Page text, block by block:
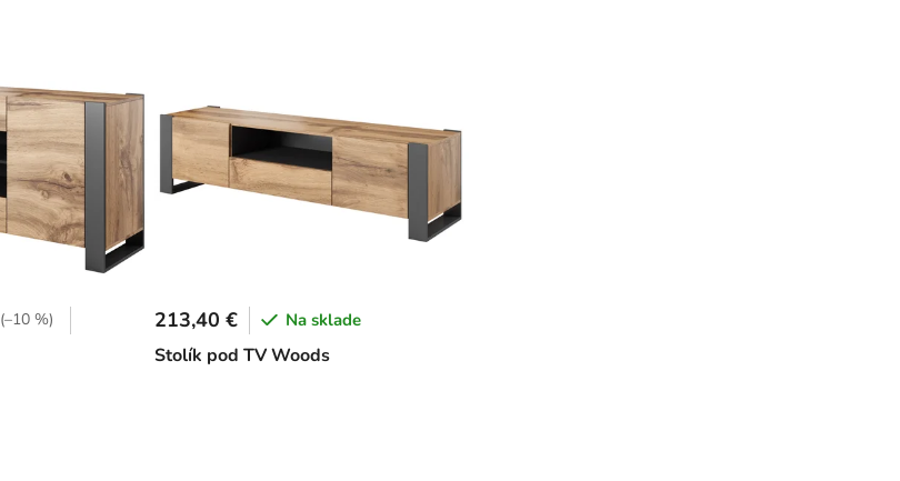
(–10 %)
Stolík pod TV Woods
213,40 € Na sklade